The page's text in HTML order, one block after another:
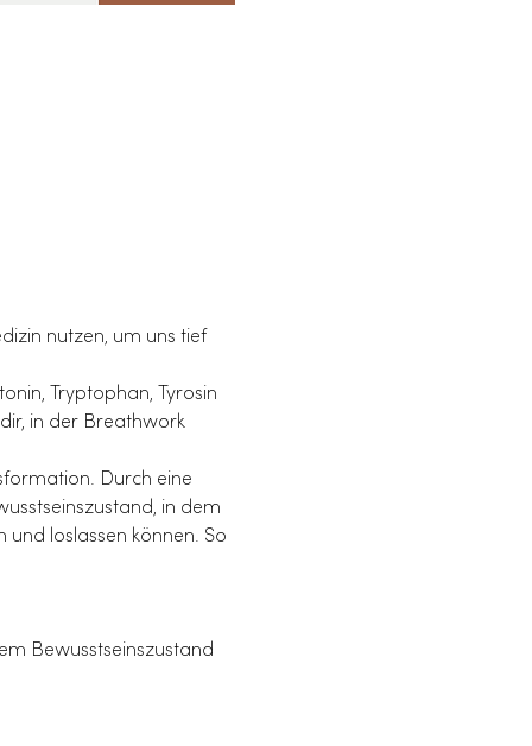
nutzen, um uns tief
Tryptophan, Tyrosin
in der Breathwork
Durch eine
in dem
und loslassen können. So
Bewusstseinszustand